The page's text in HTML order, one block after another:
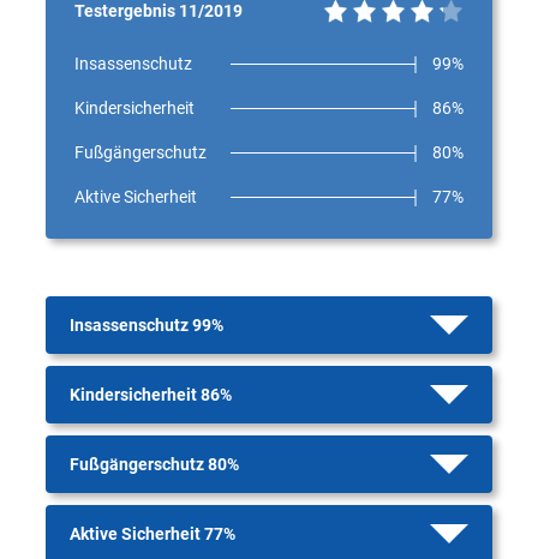
Testergebnis 11/2019
Insassenschutz 99%
Kindersicherheit 86%
Fußgängerschutz 80%
Aktive Sicherheit 77%
Insassenschutz 99%
Kindersicherheit 86%
Fußgängerschutz 80%
Aktive Sicherheit 77%